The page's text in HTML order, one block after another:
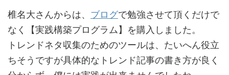
椎名大さんからは、 ブログで勉強させて頂くだけで
なく【実践構築プログラム】を購入しました。
トレンドネタ収集のためのツールは、たいへん役立
ちそうですが具体的なトレンド記事の書き方が良く